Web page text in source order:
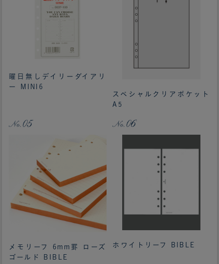
曜日無しデイリーダイアリ
ー MINI6
スペシャルクリアポケット
A5
メモリーフ 6mm罫 ローズ
ゴールド BIBLE
ホワイトリーフ BIBLE